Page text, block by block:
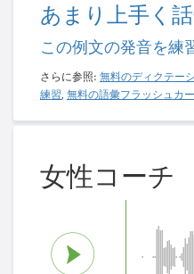
あまり上手く話
この例文の発音を練
さらに参照: 無料のディクテー
練習, 無料の語彙フラッシュカ
女性コーチ